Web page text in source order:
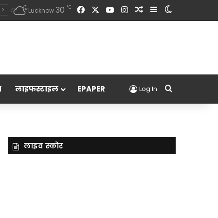
Lucknow30 ℃ FacebookYouTubeInstagram
Random Article
Sidebar
लाइफस्टाइल EPAPER Log In Search for
लाइव स्कोर